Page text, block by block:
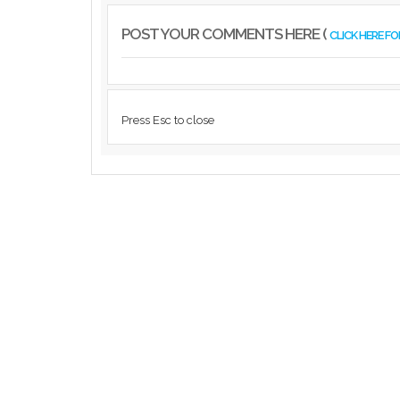
POST YOUR COMMENTS HERE ( CLICK HERE
Press Esc to close